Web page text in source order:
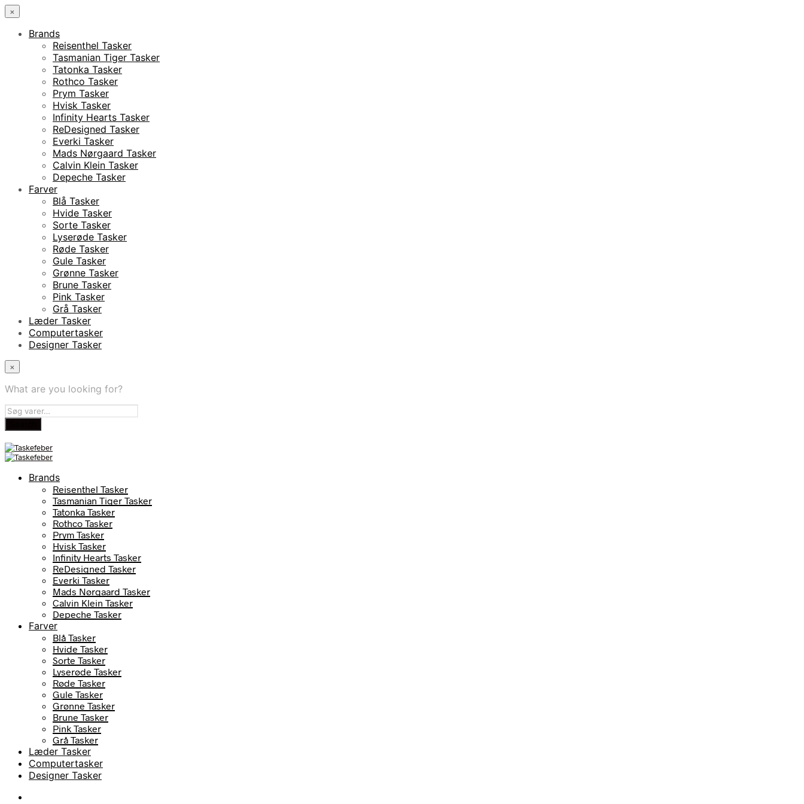
×
Brands
Reisenthel Tasker
Tasmanian Tiger Tasker
Tatonka Tasker
Rothco Tasker
Prym Tasker
Hvisk Tasker
Infinity Hearts Tasker
ReDesigned Tasker
Everki Tasker
Mads Nørgaard Tasker
Calvin Klein Tasker
Depeche Tasker
Farver
Blå Tasker
Hvide Tasker
Sorte Tasker
Lyserøde Tasker
Røde Tasker
Gule Tasker
Grønne Tasker
Brune Tasker
Pink Tasker
Grå Tasker
Læder Tasker
Computertasker
Designer Tasker
×
What are you looking for?
Brands
Reisenthel Tasker
Tasmanian Tiger Tasker
Tatonka Tasker
Rothco Tasker
Prym Tasker
Hvisk Tasker
Infinity Hearts Tasker
ReDesigned Tasker
Everki Tasker
Mads Nørgaard Tasker
Calvin Klein Tasker
Depeche Tasker
Farver
Blå Tasker
Hvide Tasker
Sorte Tasker
Lyserøde Tasker
Røde Tasker
Gule Tasker
Grønne Tasker
Brune Tasker
Pink Tasker
Grå Tasker
Læder Tasker
Computertasker
Designer Tasker